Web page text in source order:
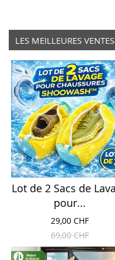
LES MEILLEURES VENTES
Lot de 2 Sacs de
pour...
29,00 CHF
69,00 CHF